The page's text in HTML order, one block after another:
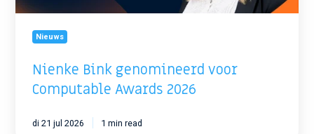
Nieuws
Nienke Bink genomineerd voor
Computable Awards 2026
di 21 jul 2026 1 min read